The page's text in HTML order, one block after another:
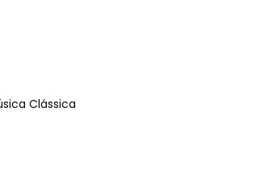
: Clássica